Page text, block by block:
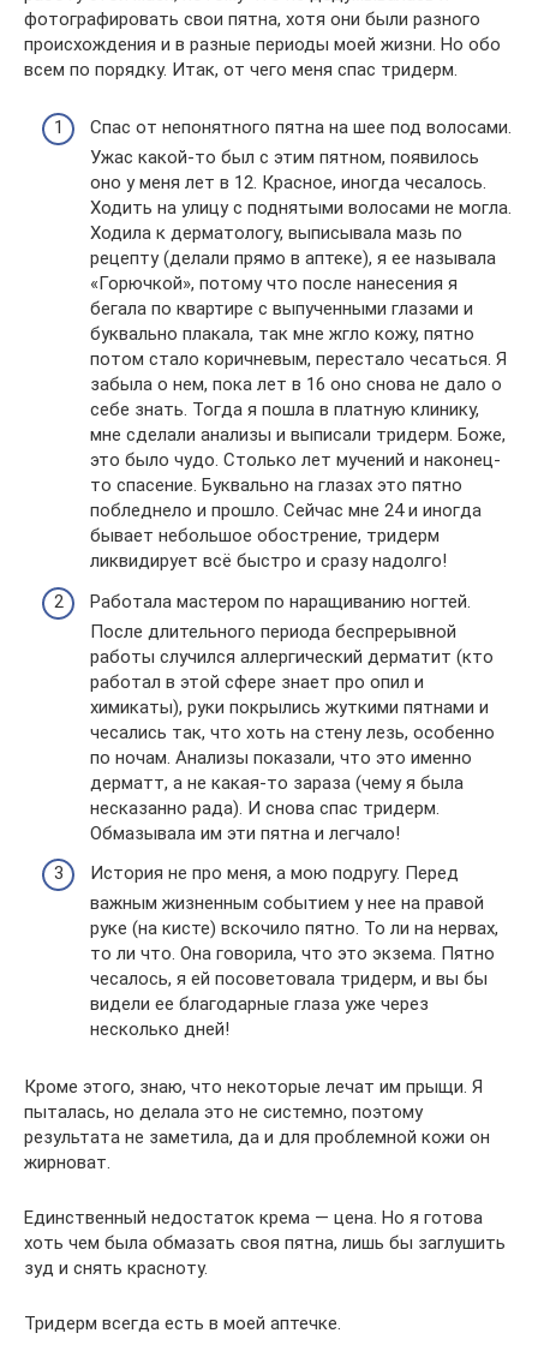
фотографировать свои пятна, хотя они были разного
происхождения и в разные периоды моей жизни. Но обо
всем по порядку. Итак, от чего меня спас тридерм.
Спас от непонятного пятна на шее под волосами.
Ужас какой-то был с этим пятном, появилось
оно у меня лет в 12. Красное, иногда чесалось.
Ходить на улицу с поднятыми волосами не могла.
Ходила к дерматологу, выписывала мазь по
рецепту (делали прямо в аптеке), я ее называла
«Горючкой», потому что после нанесения я
бегала по квартире с выпученными глазами и
буквально плакала, так мне жгло кожу, пятно
потом стало коричневым, перестало чесаться. Я
забыла о нем, пока лет в 16 оно снова не дало о
себе знать. Тогда я пошла в платную клинику,
мне сделали анализы и выписали тридерм. Боже,
это было чудо. Столько лет мучений и наконец-
то спасение. Буквально на глазах это пятно
побледнело и прошло. Сейчас мне 24 и иногда
бывает небольшое обострение, тридерм
ликвидирует всё быстро и сразу надолго!
Работала мастером по наращиванию ногтей.
После длительного периода беспрерывной
работы случился аллергический дерматит (кто
работал в этой сфере знает про опил и
химикаты), руки покрылись жуткими пятнами и
чесались так, что хоть на стену лезь, особенно
по ночам. Анализы показали, что это именно
дерматт, а не какая-то зараза (чему я была
несказанно рада). И снова спас тридерм.
Обмазывала им эти пятна и легчало!
История не про меня, а мою подругу. Перед
важным жизненным событием у нее на правой
руке (на кисте) вскочило пятно. То ли на нервах,
то ли что. Она говорила, что это экзема. Пятно
чесалось, я ей посоветовала тридерм, и вы бы
видели ее благодарные глаза уже через
несколько дней!
Кроме этого, знаю, что некоторые лечат им прыщи. Я
пыталась, но делала это не системно, поэтому
результата не заметила, да и для проблемной кожи он
жирноват.
Единственный недостаток крема — цена. Но я готова
хоть чем была обмазать своя пятна, лишь бы заглушить
зуд и снять красноту.
Тридерм всегда есть в моей аптечке.